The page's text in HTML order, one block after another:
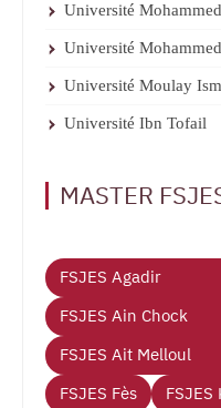
Université
Université
Université Moulay
Université Ibn Tofail
MASTER
FSJES Agadir
FSJES Ain Chock
FSJES Ait Melloul
FSJES Fès